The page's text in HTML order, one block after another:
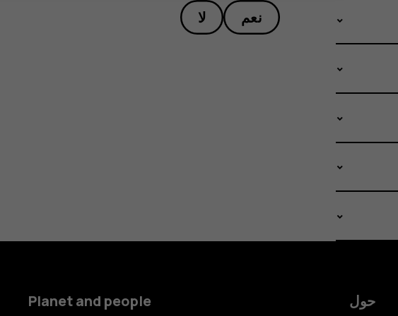
نعم لا
حول
Planet and people